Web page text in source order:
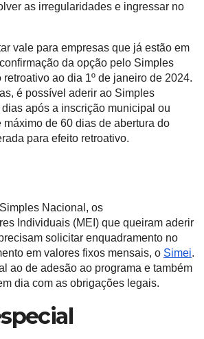
as irregularidades e ingressar no
vale para empresas que já estão em
da opção pelo Simples
retroativo ao dia 1º de janeiro de 2024.
é possível aderir ao Simples
após a inscrição municipal ou
de 60 dias de abertura do
para efeito retroativo.
Nacional, os
Individuais (MEI) que queiram aderir
solicitar enquadramento no
em valores fixos mensais, o Simei.
ao de adesão ao programa e também
dia com as obrigações legais.